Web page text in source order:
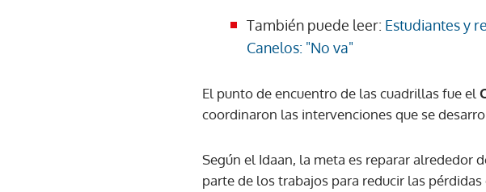
También puede leer: Estudiantes y
Canelos: "No va"
El punto de encuentro de las cuadrillas fue el
coordinaron las intervenciones que se
Según el Idaan, la meta es reparar alrededor
parte de los trabajos para reducir las pérdidas